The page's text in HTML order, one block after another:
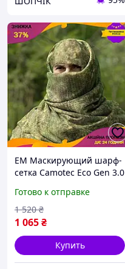
EM Маскирующий шарф-
сетка Camotec Eco Gen 3.0
снайперов защита лица и
головы MAR_K
Готово к отправке
1 065₴
1 520 ₴
Купить